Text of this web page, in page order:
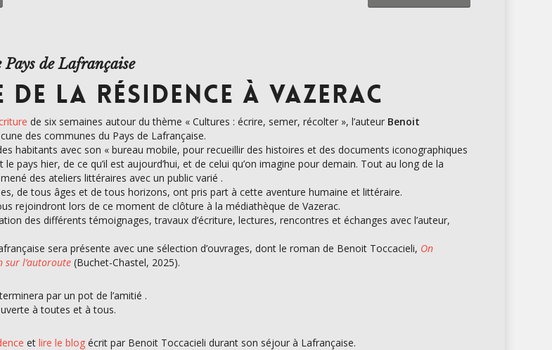
Pays de Lafrançaise
DE LA RÉSIDENCE À VAZERAC
de six semaines autour du thème « Cultures : écrire, semer, récolter », l’auteur Benoit
des communes du Pays de Lafrançaise.
habitants avec son « bureau mobile, pour recueillir des histoires et des documents iconographiques
le pays hier, de ce qu’il est aujourd’hui, et de celui qu’on imagine pour demain. Tout au long de la
des ateliers littéraires avec un public varié .
de tous âges et de tous horizons, ont pris part à cette aventure humaine et littéraire.
rejoindront lors de ce moment de clôture à la médiathèque de Vazerac.
des différents témoignages, travaux d’écriture, lectures, rencontres et échanges avec l’auteur,
sera présente avec une sélection d’ouvrages, dont le roman de Benoit Toccacieli, On
sur l’autoroute (Buchet-Chastel, 2025).
par un pot de l’amitié .
à toutes et à tous.
etlire le blog écrit par Benoit Toccacieli durant son séjour à Lafrançaise.